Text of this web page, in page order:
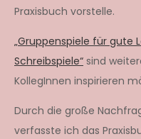
Praxisbuch vorstelle.
„Gruppenspiele für gute
Schreibspiele“ sind
KollegInnen inspirieren
Durch die große
verfasste ich das